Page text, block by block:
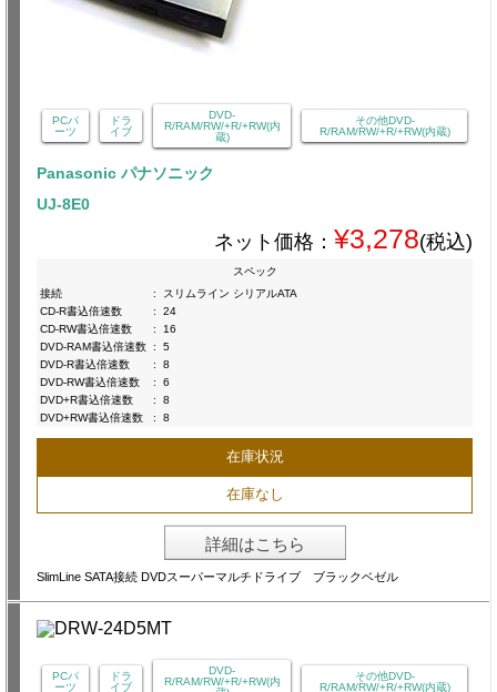
PCパ
ーツ
ドラ
イブ
DVD-
R/RAM/RW/+R/+RW(内
蔵)
その他DVD-
R/RAM/RW/+R/+RW(内蔵)
Panasonic パナソニック
UJ-8E0
ネット価格： ¥3,278(税込)
スペック
接続
:
スリムライン シリアルATA
CD-R書込倍速数
:
24
CD-RW書込倍速数
:
16
DVD-RAM書込倍速数 :
5
DVD-R書込倍速数
:
8
DVD-RW書込倍速数
:
6
DVD+R書込倍速数
:
8
DVD+RW書込倍速数
: 8
在庫状況
在庫なし
詳細はこちら
SlimLine SATA接続 DVDスーパーマルチドライブ ブラックベゼル
PCパ
ーツ
ドラ
イブ
DVD-
R/RAM/RW/+R/+RW(内
その他DVD-
R/RAM/RW/+R/+RW(内蔵)